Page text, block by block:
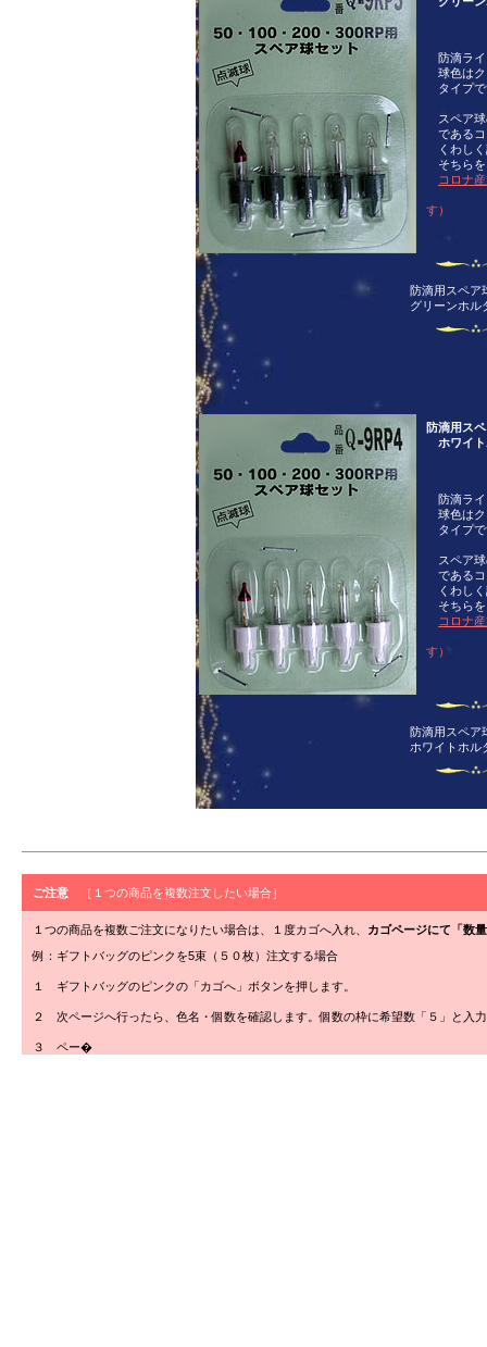
防滴ライ
球色はク
タイプで
スペア球
であるコ
くわしく
そちらを
コロナ
す）
防滴用スペア
グリーンホ
防滴用ス
ホワイ
防滴ライ
球色はク
タイプで
スペア球
であるコ
くわしく
そちらを
コロナ
す）
防滴用スペア
ホワイトホ
ご注意 ［１つの商品を複数注文したい場合］
１つの商品を複数ご注文になりたい場合は、１度カゴへ入れ、 カゴページにて「数
例：ギフトバッグのピンクを5束（５０枚）注文する場合
１ ギフトバッグのピンクの「カゴへ」ボタンを押します。
２ 次ページへ行ったら、色名・個数を確認します。個数の枠に希望数「５」と入
３ ペー�